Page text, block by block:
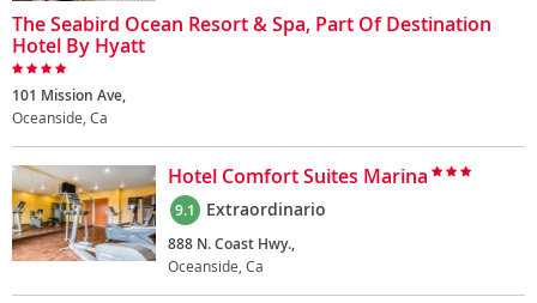
The Seabird Ocean Resort & Spa, Part Of Destination
Hotel By Hyatt
101 Mission Ave,
Oceanside, Ca
Hotel Comfort Suites Marina
9.1 Extraordinario
888 N. Coast Hwy.,
Oceanside, Ca